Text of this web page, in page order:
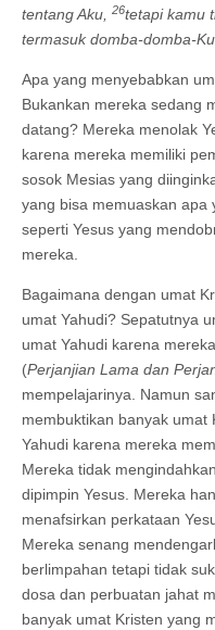
tentang Aku,
26tetapi kamu
termasuk domba-domba-
Apa yang menyebabkan
Bukankan mereka sedang
datang? Mereka menolak
karena mereka memiliki
sosok Mesias yang
yang bisa memuaskan apa
seperti Yesus yang
mereka.
Bagaimana dengan umat
umat Yahudi? Sepatutnya
umat Yahudi karena
(Perjanjian Lama dan
mempelajarinya. Namun
membuktikan banyak umat
Yahudi karena mereka
Mereka tidak
dipimpin Yesus. Mereka
menafsirkan perkataan
Mereka senang
berlimpahan tetapi tidak
dosa dan perbuatan jahat
banyak umat Kristen yang